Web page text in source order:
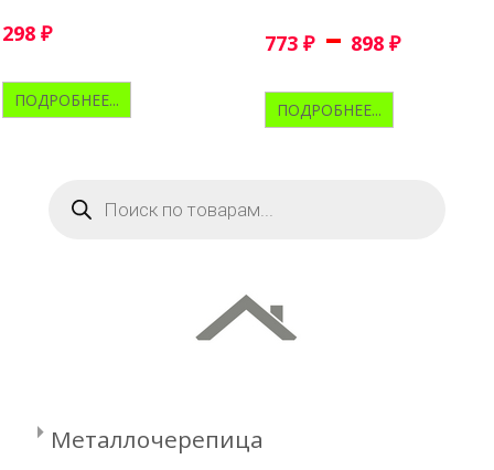
298 ₽
ПОДРОБНЕЕ...
773 ₽ – 898 ₽
ПОДРОБНЕЕ...
товаров
Металлочерепица